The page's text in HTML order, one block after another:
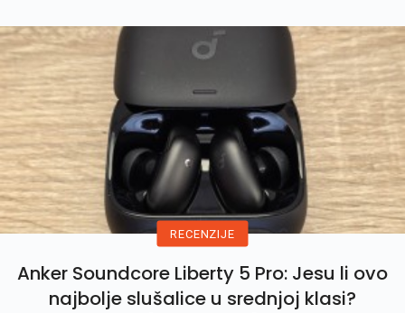
RECENZIJE
Anker Soundcore Liberty 5 Pro: Jesu li ovo
najbolje slušalice u srednjoj klasi?